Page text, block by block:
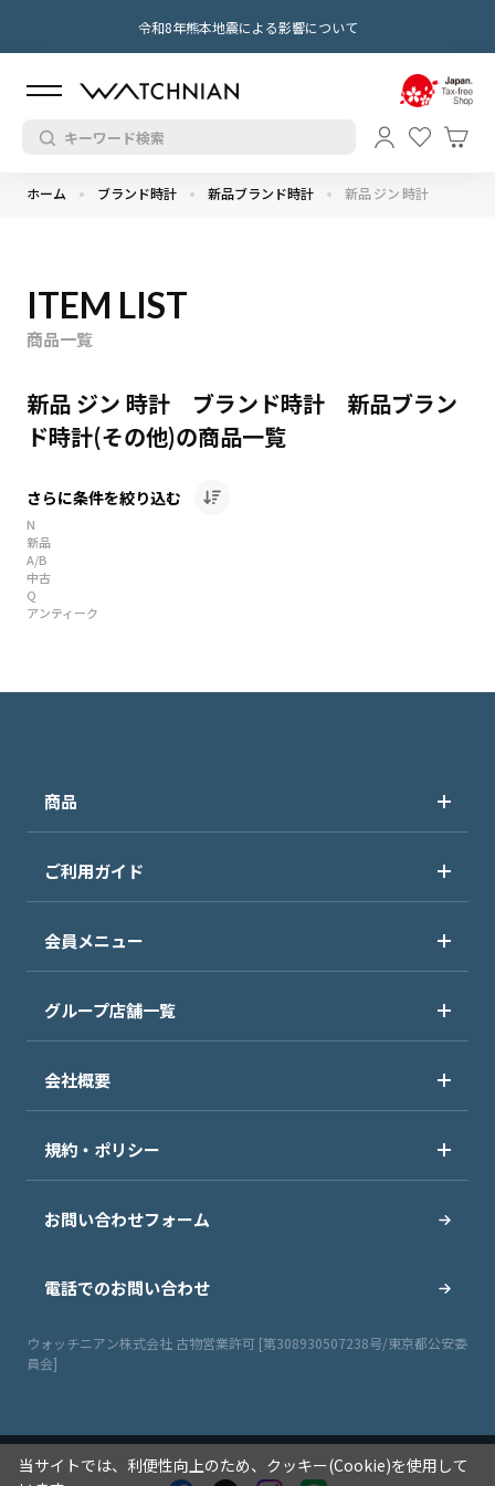
令和8年熊本地震による影響について
ホーム ブランド時計 新品ブランド時計 新品 ジン 時計
ITEM LIST
商品一覧
新品 ジン 時計 ブランド時計 新品ブラン
ド時計(その他)の商品一覧
さらに条件を絞り込む
N
新品
A/B
中古
Q
アンティーク
商品
ご利用ガイド
会員メニュー
グループ店舗一覧
会社概要
規約・ポリシー
お問い合わせフォーム
電話でのお問い合わせ
ウォッチニアン株式会社 古物営業許可 [第308930507238号/東京都公安委
員会]
当サイトでは、利便性向上のため、クッキー(Cookie)を使用して